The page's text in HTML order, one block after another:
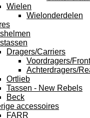
Wielen
Wielonderdelen
Dragers/Carriers
Voordragers/
Achterdragers/
Ortlieb
Tassen - New Rebels
Beck
accessoires
FARR